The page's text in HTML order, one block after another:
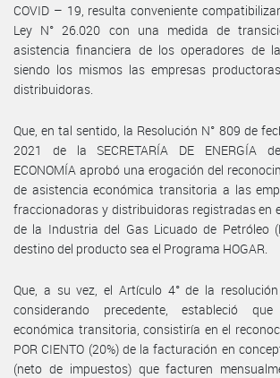
COVID – 19, resulta conveniente
Ley N° 26.020 con una medida de
asistencia financiera de los operadores de
siendo los mismos las empresas
distribuidoras.
Que, en tal sentido, la Resolución N° 809 de
2021 de la SECRETARÍA DE ENERGÍA
ECONOMÍA aprobó una erogación del
de asistencia económica transitoria a las
fraccionadoras y distribuidoras registradas en
de la Industria del Gas Licuado de Petróleo
destino del producto sea el Programa HOGAR.
Que, a su vez, el Artículo 4° de la
considerando precedente, estableció
económica transitoria, consistiría en el
POR CIENTO (20%) de la facturación en
(neto de impuestos) que facturen